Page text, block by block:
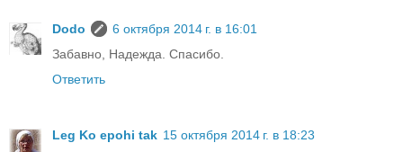
Dodo
6 октября 2014 г. в 16:01
Забавно, Надежда. Спасибо.
Ответить
Leg Ko epohi tak 15 октября 2014 г. в 18:23